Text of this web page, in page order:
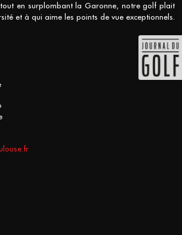
en surplombant la Garonne, notre golf plait
et à qui aime les points de vue exceptionnels.